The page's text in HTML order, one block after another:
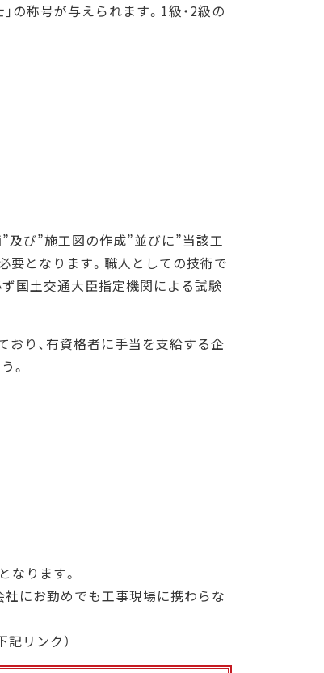
称号が与えられます。1級・2級の
”及び”施工図の作成”並びに”当該工
要となります。職人としての技術で
ず国土交通大臣指定機関による試験
り、有資格者に手当を支給する企
。
なります。
社にお勤めでも工事現場に携わらな
リンク）